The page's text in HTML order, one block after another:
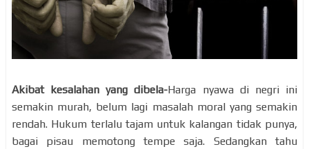
Akibat kesalahan yang dibela-Harga nyawa di negri ini
semakin murah, belum lagi masalah moral yang semakin
rendah. Hukum terlalu tajam untuk kalangan tidak punya,
bagai pisau memotong tempe saja. Sedangkan tahu